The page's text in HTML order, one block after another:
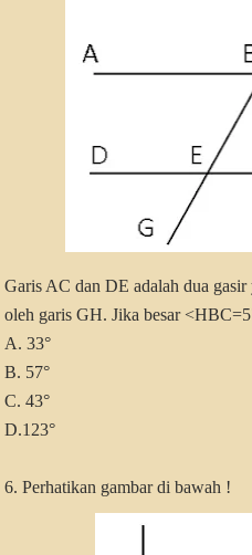
Garis AC dan DE adalah dua
oleh garis GH. Jika besar
A. 33°
B. 57°
C. 43°
D.123°
6. Perhatikan gambar di bawah !